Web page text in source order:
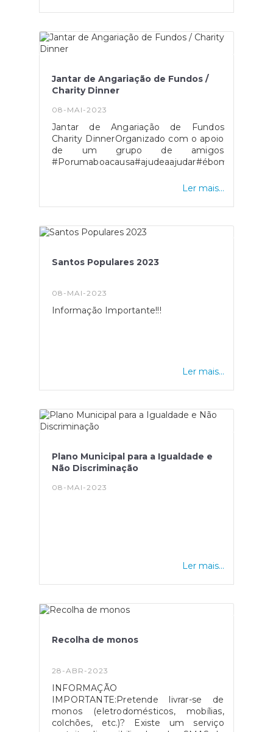
e venha desfrutar de um dia
do Nadadouro para fazer a sua
inscrição e garantir o seu lugar.A
da Freguesia, às 8h.
Jantar de Angariação de Fundos /
Charity Dinner
08-MAI-2023
Jantar de Angariação de Fundos
Charity DinnerOrganizado com o apoio
de um grupo de amigos
Ler mais...
Santos Populares 2023
08-MAI-2023
Informação Importante!!!
Ler mais...
Plano Municipal para a Igualdade e
Não Discriminação
08-MAI-2023
Ler mais...
Recolha de monos
28-ABR-2023
INFORMAÇÃO
IMPORTANTE:Pretende livrar-se de
monos (eletrodomésticos, mobílias,
colchões, etc.)? Existe um serviço